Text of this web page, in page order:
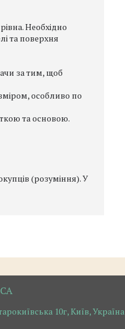
Необхідно
та поверхня
за тим, щоб
особливо по
та основою.
(розуміння). У
10г, Київ, Україна